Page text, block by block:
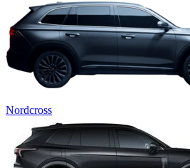
Nordcross